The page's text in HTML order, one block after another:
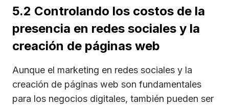
5.2 Controlando los costos de la
presencia en redes sociales y la
creación de páginas web
Aunque el marketing en redes sociales y la
creación de páginas web son fundamentales
para los negocios digitales, también pueden ser